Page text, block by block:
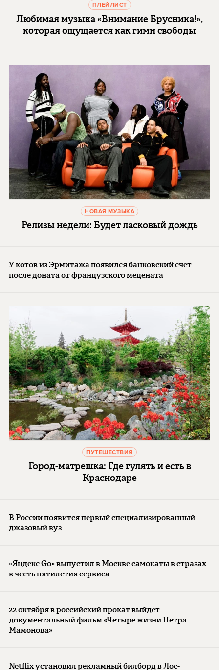
ПЛЕЙЛИСТ
Любимая музыка «Внимание Брусника!»,
которая ощущается как гимн свободы
НОВАЯ МУЗЫКА
Релизы недели: Будет ласковый дождь
У котов из Эрмитажа появился банковский счет
после доната от французского мецената
ПУТЕШЕСТВИЯ
Город-матрешка: Где гулять и есть в
Краснодаре
В России появится первый специализированный
джазовый вуз
«Яндекс Go» выпустил в Москве самокаты в стразах
в честь пятилетия сервиса
22 октября в российский прокат выйдет
документальный фильм «Четыре жизни Петра
Мамонова»
Netflix установил рекламный билборд в Лос-